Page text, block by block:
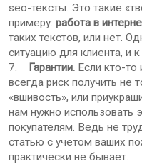
seo-тексты. Это такие
примеру: работа в
таких текстов, или нет.
ситуацию для клиента, и
7.
Гарантии. Если кто-то
всегда риск получить не
«вшивость», или
нам нужно использовать
покупателям. Ведь не
статью с учетом ваших
практически не бывает.